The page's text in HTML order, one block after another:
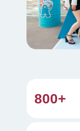
800+